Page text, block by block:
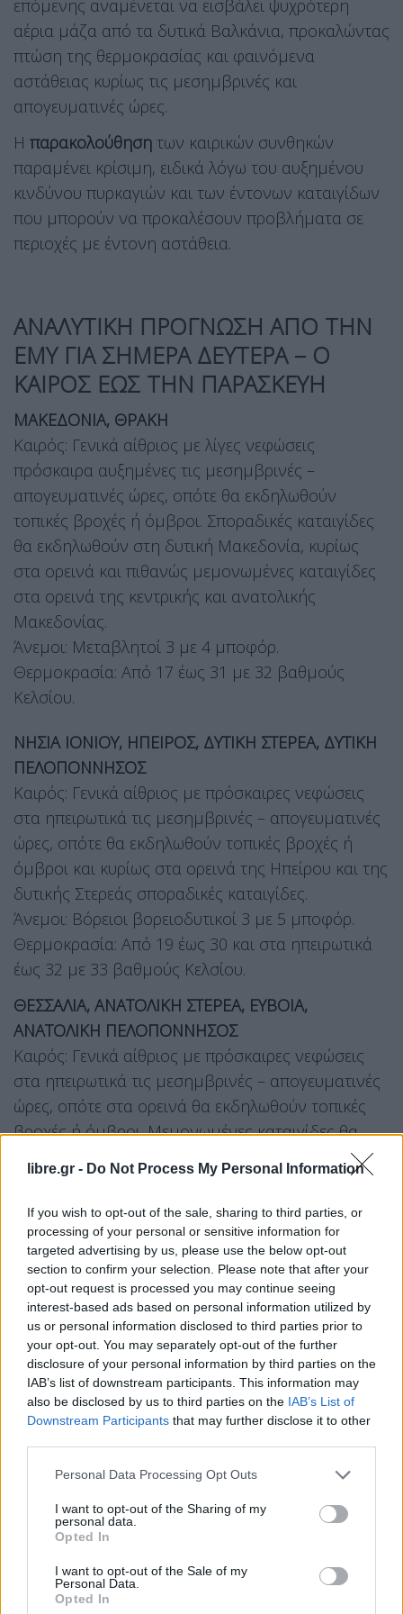
libre.gr - Do Not Process My Personal Information
If you wish to opt-out of the sale, sharing to third parties, or
processing of your personal or sensitive information for
targeted advertising by us, please use the below opt-out
section to confirm your selection. Please note that after your
opt-out request is processed you may continue seeing
interest-based ads based on personal information utilized by
us or personal information disclosed to third parties prior to
your opt-out. You may separately opt-out of the further
disclosure of your personal information by third parties on the
IAB’s list of downstream participants. This information may
also be disclosed by us to third parties on the IAB’s List of
Downstream Participants that may further disclose it to other
Personal Data Processing Opt Outs
I want to opt-out of the Sharing of my
personal data.
Opted In
I want to opt-out of the Sale of my
Personal Data.
Opted In
επόμενης αναμένεται να εισβάλει ψυχρότερη
αέρια μάζα από τα δυτικά Βαλκάνια, προκαλώντας
πτώση της θερμοκρασίας και φαινόμενα
αστάθειας κυρίως τις μεσημβρινές και
απογευματινές ώρες.
Η παρακολούθηση των καιρικών συνθηκών
παραμένει κρίσιμη, ειδικά λόγω του αυξημένου
κινδύνου πυρκαγιών και των έντονων καταιγίδων
που μπορούν να προκαλέσουν προβλήματα σε
περιοχές με έντονη αστάθεια.
ΑΝΑΛΥΤΙΚΗ ΠΡΟΓΝΩΣΗ ΑΠΟ ΤΗΝ
ΕΜΥ ΓΙΑ ΣΗΜΕΡΑ ΔΕΥΤΕΡΑ – Ο
ΚΑΙΡΟΣ ΕΩΣ ΤΗΝ ΠΑΡΑΣΚΕΥΗ
ΜΑΚΕΔΟΝΙΑ, ΘΡΑΚΗ
Καιρός: Γενικά αίθριος με λίγες νεφώσεις
πρόσκαιρα αυξημένες τις μεσημβρινές –
απογευματινές ώρες, οπότε θα εκδηλωθούν
τοπικές βροχές ή όμβροι. Σποραδικές καταιγίδες
θα εκδηλωθούν στη δυτική Μακεδονία, κυρίως
στα ορεινά και πιθανώς μεμονωμένες καταιγίδες
στα ορεινά της κεντρικής και ανατολικής
Μακεδονίας.
Άνεμοι: Μεταβλητοί 3 με 4 μποφόρ.
Θερμοκρασία: Από 17 έως 31 με 32 βαθμούς
Κελσίου.
ΝΗΣΙΑ ΙΟΝΙΟΥ, ΗΠΕΙΡΟΣ, ΔΥΤΙΚΗ ΣΤΕΡΕΑ, ΔΥΤΙΚΗ
ΠΕΛΟΠΟΝΝΗΣΟΣ
Καιρός: Γενικά αίθριος με πρόσκαιρες νεφώσεις
στα ηπειρωτικά τις μεσημβρινές – απογευματινές
ώρες, οπότε θα εκδηλωθούν τοπικές βροχές ή
όμβροι και κυρίως στα ορεινά της Ηπείρου και της
δυτικής Στερεάς σποραδικές καταιγίδες.
Άνεμοι: Βόρειοι βορειοδυτικοί 3 με 5 μποφόρ.
Θερμοκρασία: Από 19 έως 30 και στα ηπειρωτικά
έως 32 με 33 βαθμούς Κελσίου.
ΘΕΣΣΑΛΙΑ, ΑΝΑΤΟΛΙΚΗ ΣΤΕΡΕΑ, ΕΥΒΟΙΑ,
ΑΝΑΤΟΛΙΚΗ ΠΕΛΟΠΟΝΝΗΣΟΣ
Καιρός: Γενικά αίθριος με πρόσκαιρες νεφώσεις
στα ηπειρωτικά τις μεσημβρινές – απογευματινές
ώρες, οπότε στα ορεινά θα εκδηλωθούν τοπικές
βροχές ή όμβροι. Μεμονωμένες καταιγίδες θα
κεντρικής Στερεάς και της ανατολικής
Πελοποννήσου.
Άνεμοι: Από βόρειες διευθύνσεις 3 με 5 και στα
ανατολικά τοπικά 6 μποφόρ.
Θερμοκρασία: Από 18 έως 32 με 33 βαθμούς
Κελσίου.
ΚΥΚΛΑΔΕΣ, ΚΡΗΤΗ
Καιρός: Γενικά αίθριος με αραιές νεφώσεις από το
απόγευμα.
Άνεμοι: Από βόρειες διευθύνσεις 5 με 6 μποφόρ.
Θερμοκρασία: Από 20 έως 28 με 29 και στην
Κρήτη έως 30 με 31 βαθμούς Κελσίου.
ΝΗΣΙΑ ΑΝΑΤΟΛΙΚΟΥ ΑΙΓΑΙΟΥ – ΔΩΔΕΚΑΝΗΣΑ
Καιρός: Γενικά αίθριος. Αραιές νεφώσεις από το
βράδυ.
Άνεμοι: Από βόρειες διευθύνσεις 5 με 6 μποφόρ.